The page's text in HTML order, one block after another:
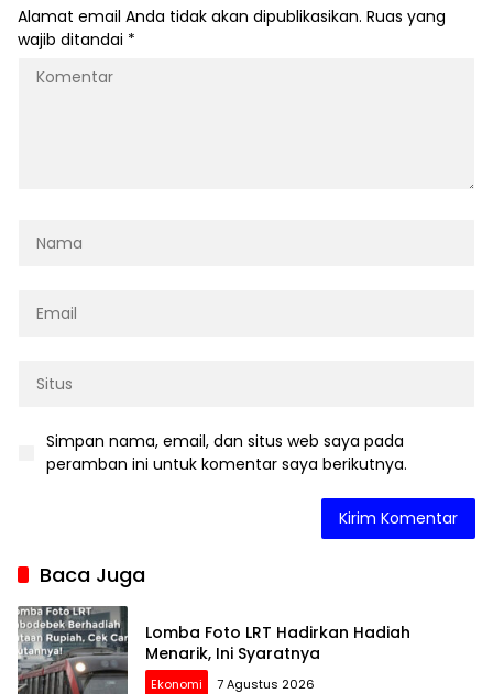
Alamat email Anda tidak akan dipublikasikan. Ruas yang
wajib ditandai *
Simpan nama, email, dan situs web saya pada
peramban ini untuk komentar saya berikutnya.
Baca Juga
Lomba Foto LRT Hadirkan Hadiah
Menarik, Ini Syaratnya
Ekonomi 7 Agustus 2026